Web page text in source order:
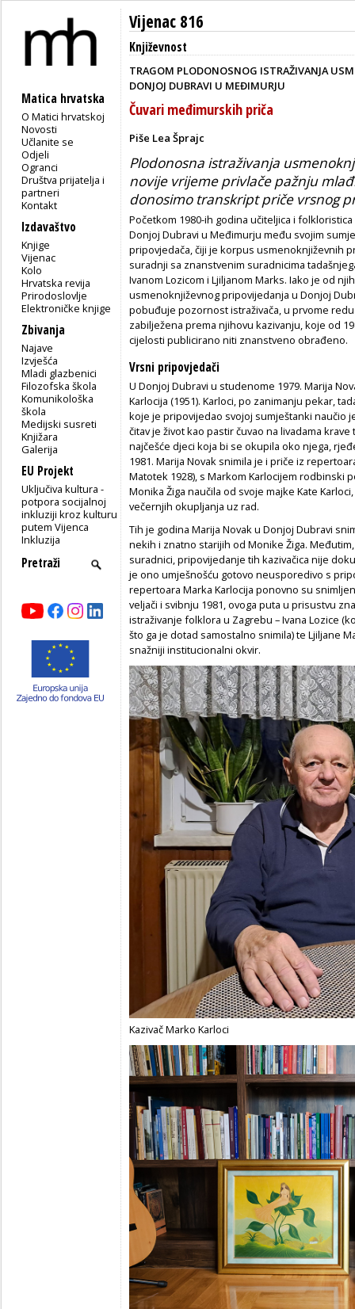
Matica hrvatska
O Matici hrvatskoj
Novosti
Učlanite se
Odjeli
Ogranci
Društva prijatelja i
partneri
Kontakt
Izdavaštvo
Knjige
Vijenac
Kolo
Hrvatska revija
Prirodoslovlje
Elektroničke knjige
Zbivanja
Najave
Izvješća
Mladi glazbenici
Filozofska škola
Komunikološka
škola
Medijski susreti
Knjižara
Galerija
EU Projekt
Uključiva kultura -
potpora socijalnoj
inkluziji kroz kulturu
putem Vijenca
Inkluzija
Vijenac 816
Književnost
TRAGOM PLODONOSNOG ISTRAŽIVANJA
DONJOJ DUBRAVI U MEĐIMURJU
Čuvari međimurskih priča
Piše Lea Šprajc
Plodonosna istraživanja
novije vrijeme privlače pažnju
donosimo transkript priče vrsnog
Početkom 1980-ih godina učiteljica i
Donjoj Dubravi u Međimurju među svojim
pripovjedača, čiji je korpus usmenoknjiževnih
suradnji sa znanstvenim suradnicima
Ivanom Lozicom i Ljiljanom Marks. Iako je od
usmenoknjiževnog pripovijedanja u Donjoj
pobuđuje pozornost istraživača, u prvome
zabilježena prema njihovu kazivanju, koje od
cijelosti publicirano niti znanstveno obrađeno.
Vrsni pripovjedači
U Donjoj Dubravi u studenome 1979. Marija
Karlocija (1951). Karloci, po zanimanju pekar,
koje je pripovijedao svojoj sumještanki naučio
čitav je život kao pastir čuvao na livadama
najčešće djeci koja bi se okupila oko njega,
1981. Marija Novak snimila je i priče iz
Matotek 1928), s Markom Karlocijem rodbinski
Monika Žiga naučila od svoje majke Kate
večernjih okupljanja uz rad.
Tih je godina Marija Novak u Donjoj Dubravi
nekih i znatno starijih od Monike Žiga.
suradnici, pripovijedanje tih kazivačica nije
je ono umješnošću gotovo neusporedivo s
repertoara Marka Karlocija ponovno su
veljači i svibnju 1981, ovoga puta u prisustvu
istraživanje folklora u Zagrebu – Ivana Lozice
što ga je dotad samostalno snimila) te Ljiljane
snažniji institucionalni okvir.
Kazivač Marko Karloci